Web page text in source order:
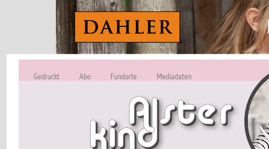
ALSTERKIND -
Alles Neu
Gedruckt Abo Fundorte Mediadaten